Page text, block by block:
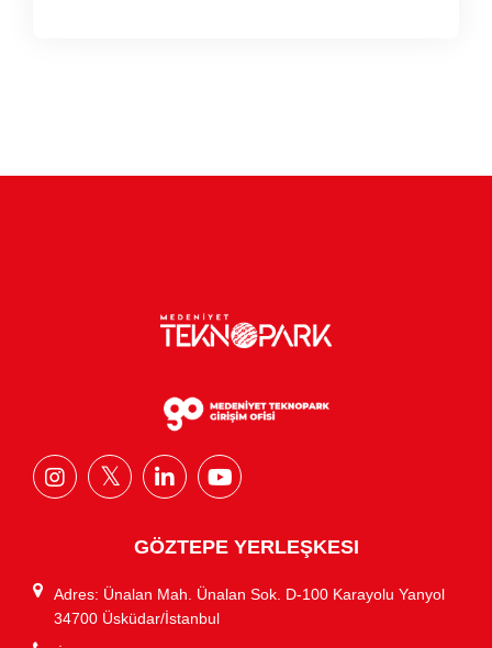
GÖZTEPE YERLEŞKESI
Adres: Ünalan Mah. Ünalan Sok. D-100 Karayolu Yanyol
34700 Üsküdar/İstanbul